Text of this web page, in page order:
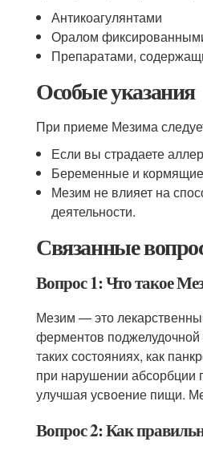
Антикоагулянтами
Оралом
Препаратами,
Особые указания
При приеме Мезима
Если вы страдаете
Беременные и
Мезим не влияет на
деятельности.
Связанные
Вопрос 1: Что такое
Мезим — это
ферментов поджелудочной
таких состояниях, как
при нарушении абсорбции
улучшая усвоение пищи.
Вопрос 2: Как